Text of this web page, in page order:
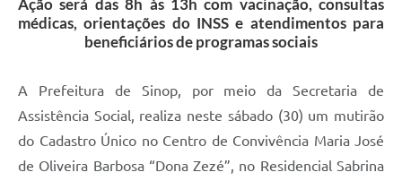
Ação será das 8h às 13h com vacinação, consultas
médicas, orientações do INSS e atendimentos para
beneficiários de programas sociais
A Prefeitura de Sinop, por meio da Secretaria de
Assistência Social, realiza neste sábado (30) um mutirão
do Cadastro Único no Centro de Convivência Maria José
de Oliveira Barbosa “Dona Zezé”, no Residencial Sabrina